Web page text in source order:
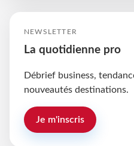
NEWSLETTER
La quotidienne pro
Débrief business,
nouveautés destinations.
Je m'inscris